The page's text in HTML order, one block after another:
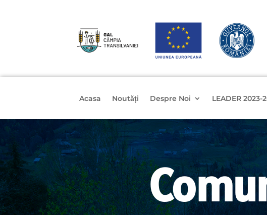
Acasa Noutăți Despre Noi LEADER 2023-